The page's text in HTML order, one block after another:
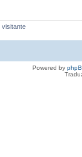
visitante
Powered by